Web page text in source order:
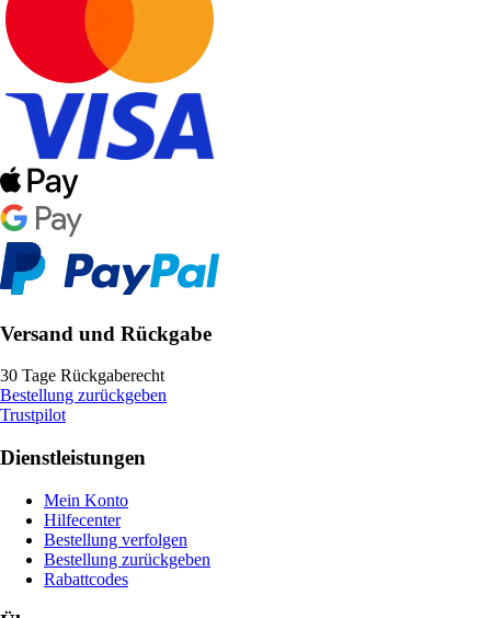
Versand und Rückgabe
30 Tage Rückgaberecht
Bestellung zurückgeben
Trustpilot
Dienstleistungen
Mein Konto
Hilfecenter
Bestellung verfolgen
Bestellung zurückgeben
Rabattcodes